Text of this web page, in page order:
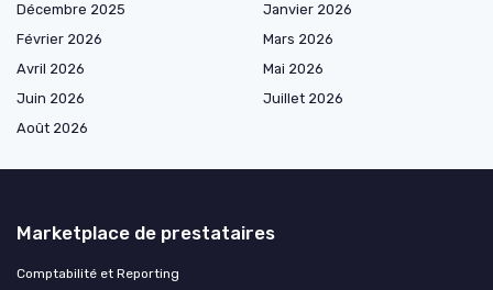
Décembre 2025
Janvier 2026
Février 2026
Mars 2026
Avril 2026
Mai 2026
Juin 2026
Juillet 2026
Août 2026
Marketplace de prestataires
Comptabilité et Reporting